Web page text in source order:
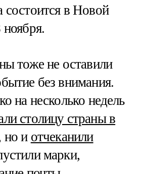
в Новой
тоже не оставили
без внимания.
на несколько недель
столицу страны в
но и отчеканили
марки,